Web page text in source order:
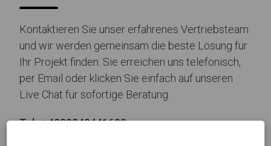
Kontaktieren Sie unser erfahrenes Vertriebsteam
und wir werden gemeinsam die beste Lösung für
Ihr Projekt finden. Sie erreichen uns telefonisch,
per Email oder klicken Sie einfach auf unseren
Live Chat für sofortige Beratung.
Tel.:+4930340441600